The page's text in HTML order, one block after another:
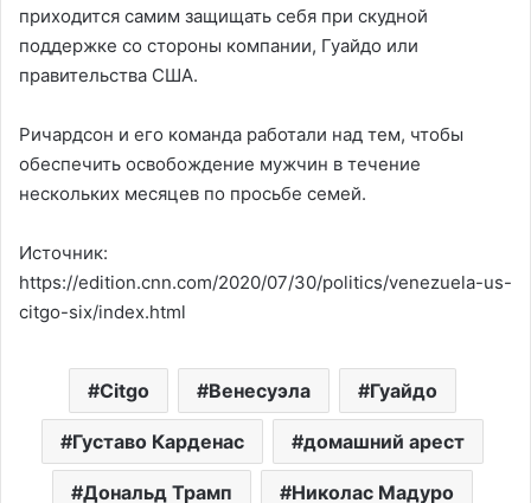
приходится самим защищать себя при скудной
поддержке со стороны компании, Гуайдо или
правительства США.
Ричардсон и его команда работали над тем, чтобы
обеспечить освобождение мужчин в течение
нескольких месяцев по просьбе семей.
Источник:
https://edition.cnn.com/2020/07/30/politics/venezuela-us-
citgo-six/index.html
Citgo Венесуэла Гуайдо
Густаво Карденас домашний арест
Дональд Трамп Николас Мадуро